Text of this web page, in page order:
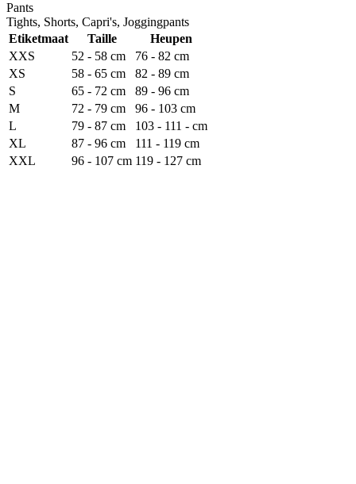
Pants
Tights, Shorts, Capri's, Joggingpants
Etiketmaat
Taille
Heupen
XXS
52 - 58 cm
76 - 82 cm
XS
58 - 65 cm
82 - 89 cm
S
65 - 72 cm
89 - 96 cm
M
72 - 79 cm
96 - 103 cm
L
79 - 87 cm
103 - 111 - cm
XL
87 - 96 cm
111 - 119 cm
XXL
96 - 107 cm 119 - 127 cm